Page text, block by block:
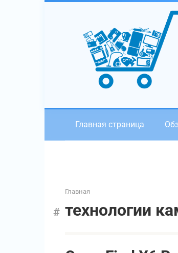
Главная страница
Главная
технологии